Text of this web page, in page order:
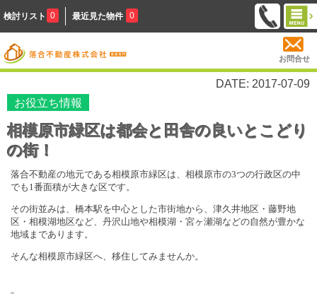
検討リスト 0 最近見た物件 0
お問合せ
DATE: 2017-07-09
お役立ち情報
相模原市緑区は都会と田舎の良いとこどり
の街！
落合不動産の地元である相模原市緑区は、相模原市の3つの行政区の中
でも 1 番面積が大きな区です。
その街並みは、橋本駅を中心とした市街地から、津久井地区・藤野地
区・相模湖地区など、丹沢山地や相模湖・宮ヶ瀬湖などの自然が豊かな
地域まであります。
そんな相模原市緑区へ、移住してみませんか。